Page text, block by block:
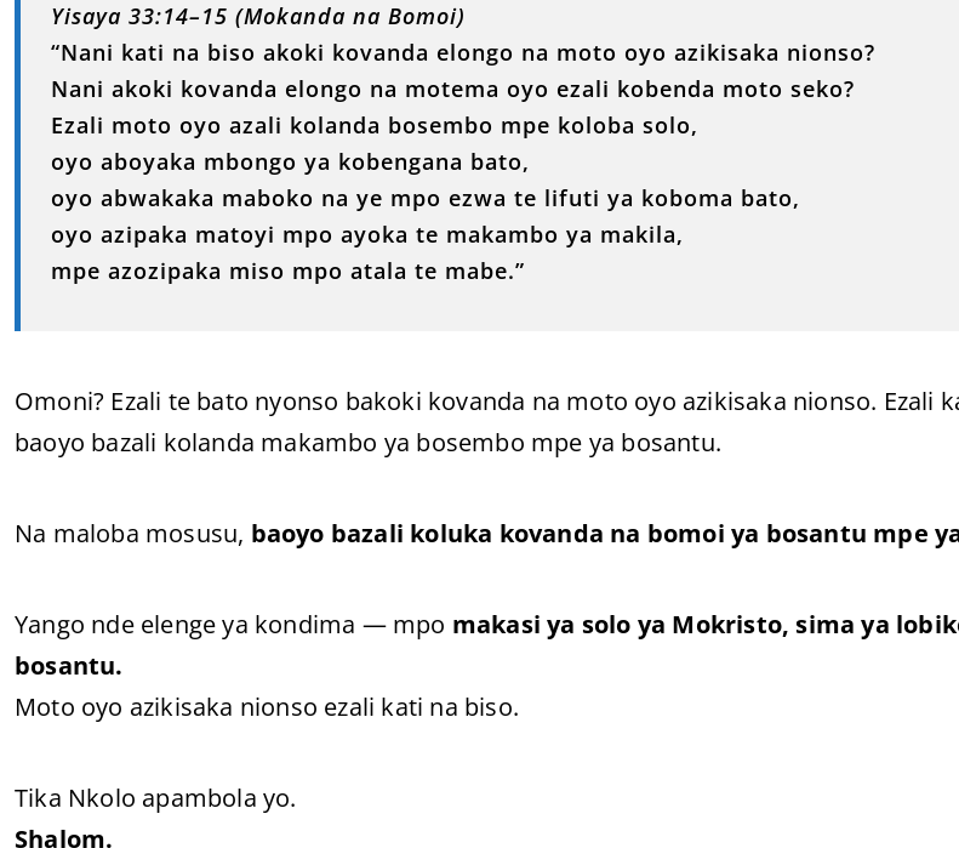
Yisaya 33:14–15 (Mokanda na Bomoi)
“Nani kati na biso akoki kovanda elongo na moto oyo azikisaka nionso?
Nani akoki kovanda elongo na motema oyo ezali kobenda moto seko?
Ezali moto oyo azali kolanda bosembo mpe koloba solo,
oyo aboyaka mbongo ya kobengana bato,
oyo abwakaka maboko na ye mpo ezwa te lifuti ya koboma bato,
oyo azipaka matoyi mpo ayoka te makambo ya makila,
mpe azozipaka miso mpo atala te mabe.”
Omoni? Ezali te bato nyonso bakoki kovanda na moto oyo azikisaka nionso. Ezali
baoyo bazali kolanda makambo ya bosembo mpe ya bosantu.
Na maloba mosusu, baoyo bazali koluka kovanda na bomoi ya bosantu mpe
Yango nde elenge ya kondima — mpo makasi ya solo ya Mokristo, sima ya
bosantu.
Moto oyo azikisaka nionso ezali kati na biso.
Tika Nkolo apambola yo.
Shalom.